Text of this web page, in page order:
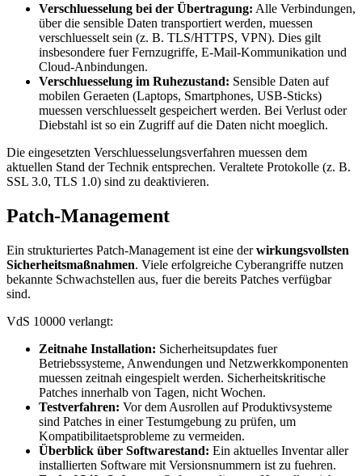
Verschluesselung bei der Übertragung: Alle Verbindungen,
über die sensible Daten transportiert werden, muessen
verschluesselt sein (z. B. TLS/HTTPS, VPN). Dies gilt
insbesondere fuer Fernzugriffe, E-Mail-Kommunikation und
Cloud-Anbindungen.
Verschluesselung im Ruhezustand: Sensible Daten auf
mobilen Geraeten (Laptops, Smartphones, USB-Sticks)
muessen verschluesselt gespeichert werden. Bei Verlust oder
Diebstahl ist so ein Zugriff auf die Daten nicht moeglich.
Die eingesetzten Verschluesselungsverfahren muessen dem
aktuellen Stand der Technik entsprechen. Veraltete Protokolle (z. B.
SSL 3.0, TLS 1.0) sind zu deaktivieren.
Patch-Management
Ein strukturiertes Patch-Management ist eine der wirkungsvollsten
Sicherheitsmaßnahmen. Viele erfolgreiche Cyberangriffe nutzen
bekannte Schwachstellen aus, fuer die bereits Patches verfügbar
sind.
VdS 10000 verlangt:
Zeitnahe Installation: Sicherheitsupdates fuer
Betriebssysteme, Anwendungen und Netzwerkkomponenten
muessen zeitnah eingespielt werden. Sicherheitskritische
Patches innerhalb von Tagen, nicht Wochen.
Testverfahren: Vor dem Ausrollen auf Produktivsysteme
sind Patches in einer Testumgebung zu prüfen, um
Kompatibilitaetsprobleme zu vermeiden.
Überblick über Softwarestand: Ein aktuelles Inventar aller
installierten Software mit Versionsnummern ist zu fuehren.